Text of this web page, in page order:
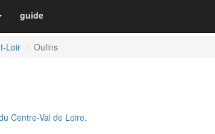
guide
Loir Oulins
Centre-Val de Loire.